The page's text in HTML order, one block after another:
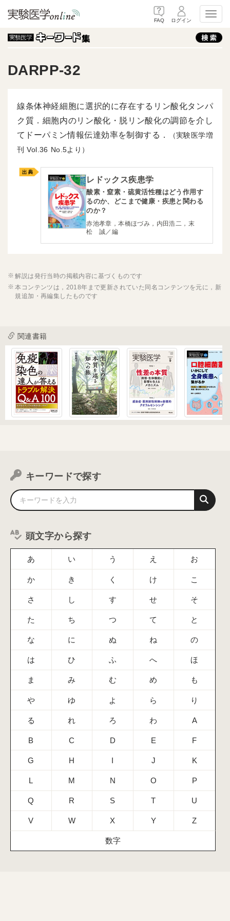
FAQ ログイン
DARPP-32
線条体神経細胞に選択的に存在するリン酸化タンパ
ク質．細胞内のリン酸化・脱リン酸化の調節を介し
てドーパミン情報伝達効率を制御する．
（実験医学増
刊
36 5より）
レドックス疾患学
酸素・窒素・硫黄活性種はどう作用す
るのか、どこまで健康・疾患と関わる
のか？
赤池孝章，本橋ほづみ，内田浩二，末
松 誠／編
解説は発行当時の掲載内容に基づくものです
本コンテンツは，2018年まで更新されていた同名コンテンツを元に，新
規追加・再編集したものです
関連書籍
キーワードで探す
頭文字から探す
あ い う え お
か き く け こ
さ し す せ そ
た ち つ て と
な に ぬ ね の
は ひ ふ へ ほ
ま み む め も
や ゆ よ ら り
る れ ろ わ A
B C D E F
G H I J K
L M N O P
Q R S T U
V W X Y Z
数字